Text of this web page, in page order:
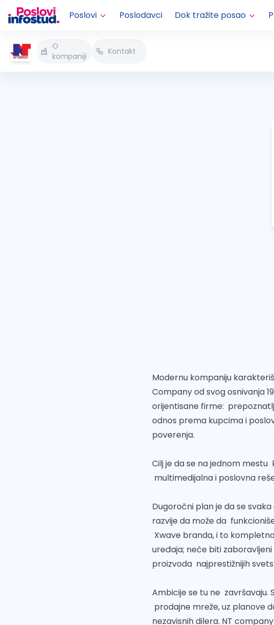
Poslovi Poslodavci Dok tražite posao
O
kompaniji
Kontakt
Modernu kompaniju
Company od svog osnivanja
orijentisane firme:
odnos prema kupcima i
poverenja.
Cilj je da se na jednom
multimedijalna i poslovna
Dugoročni plan je da se
razvije da može da
Xwave branda, i to
uređaja; neće biti
proizvoda najprestižnijih
Ambicije se tu ne završavaju.
prodajne mreže, uz planove
nezavisnih dilera. NT